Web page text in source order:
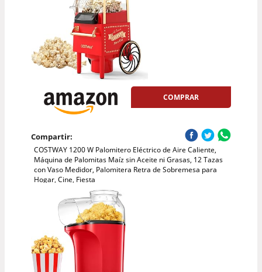
COMPRAR
Compartir:
COSTWAY 1200 W Palomitero Eléctrico de Aire Caliente,
Máquina de Palomitas Maíz sin Aceite ni Grasas, 12 Tazas
con Vaso Medidor, Palomitera Retra de Sobremesa para
Hogar, Cine, Fiesta